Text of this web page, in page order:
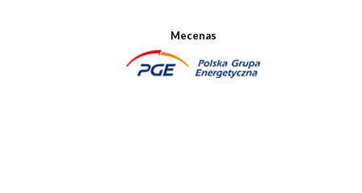
Mecenas